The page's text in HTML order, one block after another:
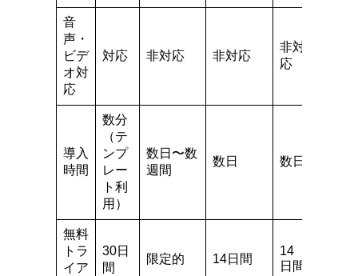
音
声・
ビデ
オ対
応
対応 非対応 非対応
非対
応
導入
時間
数分
（テ
ンプ
レー
ト利
用）
数日〜数
週間
数日 数日
無料
トラ
イア
30日
間
限定的 14日間
14
日間